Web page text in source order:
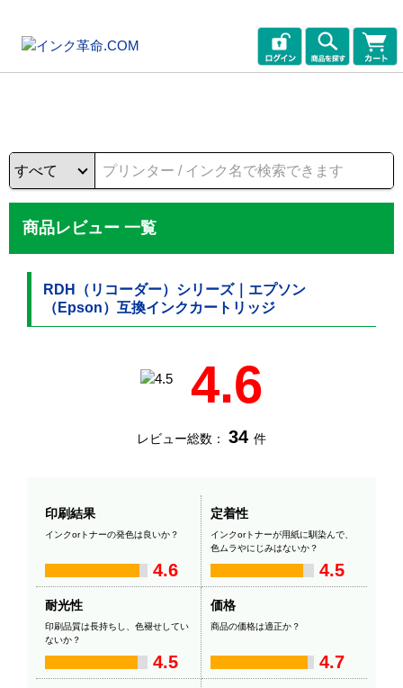
商品レビュー 一覧
RDH（リコーダー）シリーズ｜エプソン
（Epson）互換インクカートリッジ
4.6
レビュー総数： 34 件
印刷結果
インクorトナーの発色は良いか？
4.6
定着性
インクorトナーが用紙に馴染んで、
色ムラやにじみはないか？
4.5
耐光性
印刷品質は長持ちし、色褪せしてい
ないか？
4.5
価格
商品の価格は適正か？
4.7